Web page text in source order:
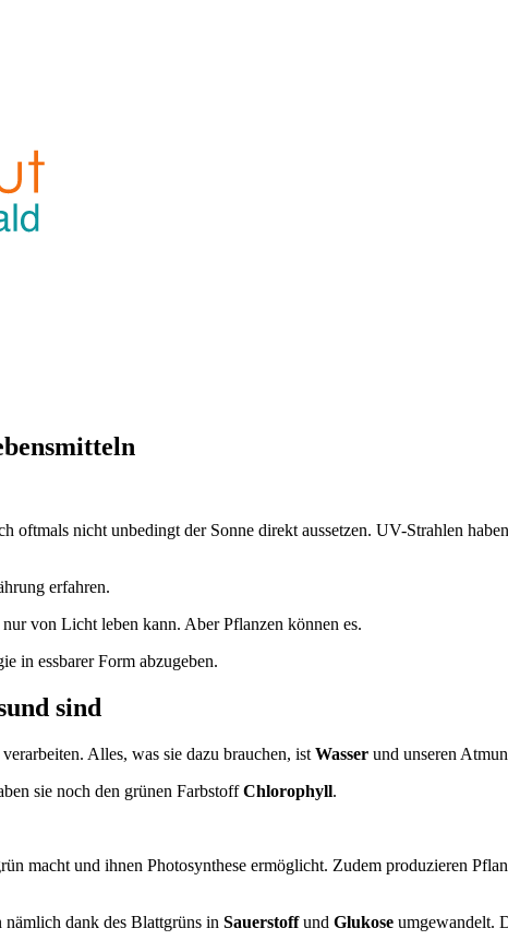
oftmals nicht unbedingt der Sonne direkt aussetzen. UV-Strahlen
erfahren.
von Licht leben kann. Aber Pflanzen können es.
in essbarer Form abzugeben.
sind
Alles, was sie dazu brauchen, ist Wasser und unseren
sie noch den grünen FarbstoffChlorophyll.
macht und ihnen Photosynthese ermöglicht. Zudem produzieren
nämlich dank des Blattgrüns in Sauerstoffund Glukose umgewandelt.